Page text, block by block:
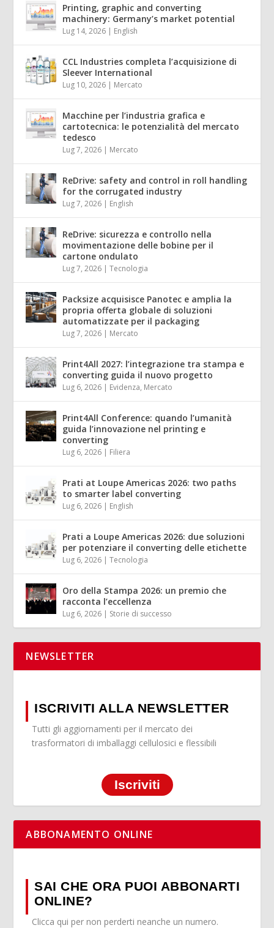
Printing, graphic and converting
machinery: Germany’s market potential
Lug 14, 2026 | English
CCL Industries completa l’acquisizione di
Sleever International
Lug 10, 2026 | Mercato
Macchine per l’industria grafica e
cartotecnica: le potenzialità del mercato
tedesco
Lug 7, 2026 | Mercato
ReDrive: safety and control in roll handling
for the corrugated industry
Lug 7, 2026 | English
ReDrive: sicurezza e controllo nella
movimentazione delle bobine per il
cartone ondulato
Lug 7, 2026 |Tecnologia
Packsize acquisisce Panotec e amplia la
propria offerta globale di soluzioni
automatizzate per il packaging
Lug 7, 2026 | Mercato
Print4All 2027: l’integrazione tra stampa e
converting guida il nuovo progetto
Lug 6, 2026 | Evidenza, Mercato
Print4All Conference: quando l’umanità
guida l’innovazione nel printing e
converting
Lug 6, 2026 | Filiera
Prati at Loupe Americas 2026: two paths
to smarter label converting
Lug 6, 2026 | English
Prati a Loupe Americas 2026: due soluzioni
per potenziare il converting delle etichette
Lug 6, 2026 |Tecnologia
Oro della Stampa 2026: un premio che
racconta l’eccellenza
Lug 6, 2026 | Storie di successo
NEWSLETTER
ISCRIVITI ALLA NEWSLETTER
Tutti gli aggiornamenti per il mercato dei
trasformatori di imballaggi cellulosici e flessibili
Iscriviti
ABBONAMENTO ONLINE
SAI CHE ORA PUOI ABBONARTI
ONLINE?
Clicca qui per non perderti neanche un numero.